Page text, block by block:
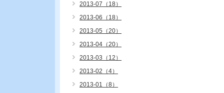
2013-07（18）
2013-06（18）
2013-05（20）
2013-04（20）
2013-03（12）
2013-02（4）
2013-01（8）